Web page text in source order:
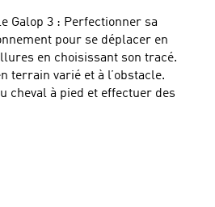
Galop 3 : Perfectionner sa
pour se déplacer en
en choisissant son tracé.
terrain varié et à l’obstacle.
cheval à pied et effectuer des